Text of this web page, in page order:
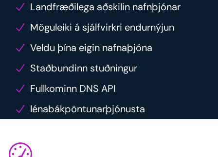
Landfræðilega aðskilin nafnþjónar
Möguleiki á sjálfvirkri endurnýjun
Veldu þína eigin nafnaþjóna
Staðbundinn stuðningur
Fullkominn DNS API
lénabákpöntunarþjónusta